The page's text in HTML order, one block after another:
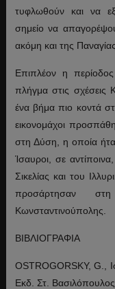
τυφλωθούν και να
σημείο να
ακόμη και της Παναγίας.
Επιπλέον η
πλήγμα στις σχέσεις
ένα βήμα πιο κοντά
εικονομάχοι
στη Δύση, η οποία
Ίσαυροι, σε
Σικελίας και του
προσάρτησαν στη
Κωνσταντινούπολης.
ΒΙΒΛΙΟΓΡΑΦΙΑ
OSTROGORSKY, G.,
Εκδ. Στ.